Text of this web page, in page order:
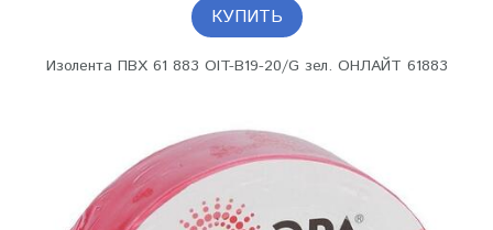
КУПИТЬ
Изолента ПВХ 61 883 OIT-B19-20/G зел. ОНЛАЙТ 61883